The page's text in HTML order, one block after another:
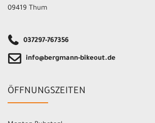
09419 Thum
037297-767356
info@bergmann-bikeout.de
ÖFFNUNGSZEITEN